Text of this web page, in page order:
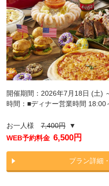
開催期間：2026年7月18日 (土)
時間：■ディナー営業時間 18:00
お一人様7,400円▼
WEB予約料金 6,500円
プラン詳細